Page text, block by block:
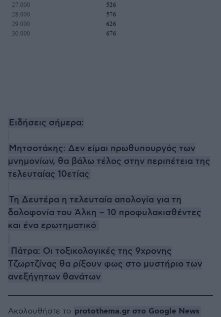
Ειδήσεις σήμερα:
Μητσοτάκης: Δεν είμαι πρωθυπουργός των
μνημονίων, θα βάλω τέλος στην περιπέτεια της
τελευταίας 10ετίας
Τη Δευτέρα η τελευταία απολογία για τη
δολοφονία του Άλκη – 10 προφυλακισθέντες
και ένα ερωτηματικό
Πάτρα: Οι τοξικολογικές της 9χρονης
Τζωρτζίνας θα ρίξουν φως στο μυστήριο των
ανεξήγητων θανάτων
Ακολουθήστε το protothema.gr στο Google News